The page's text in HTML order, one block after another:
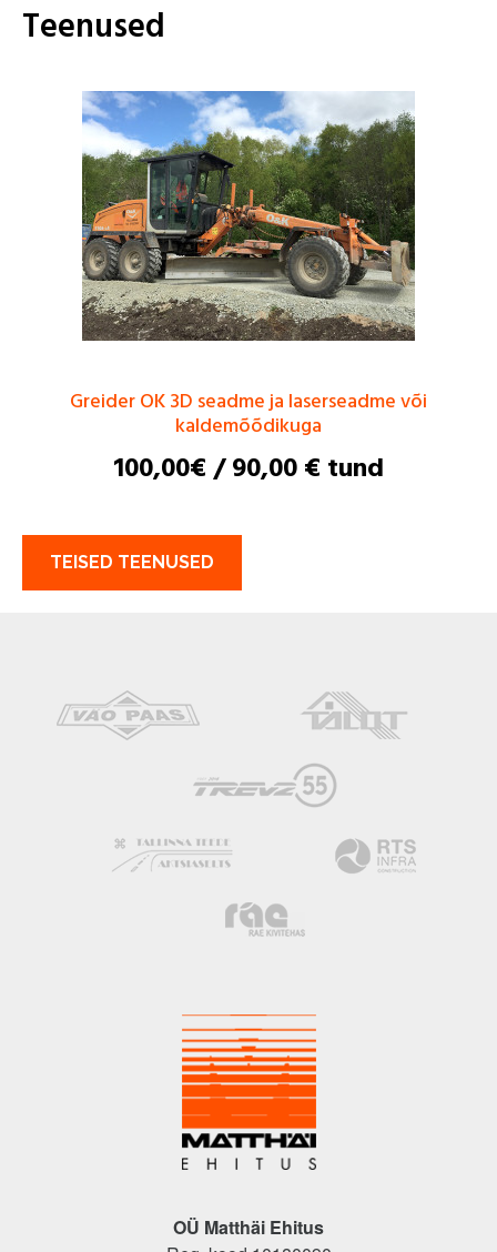
Teenused
Greider OK 3D seadme ja laserseadme või
kaldemõõdikuga
100,00€ / 90,00 € tund
TEISED TEENUSED
OÜ Matthäi Ehitus